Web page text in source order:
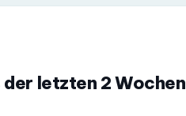
der letzten 2 Wochen